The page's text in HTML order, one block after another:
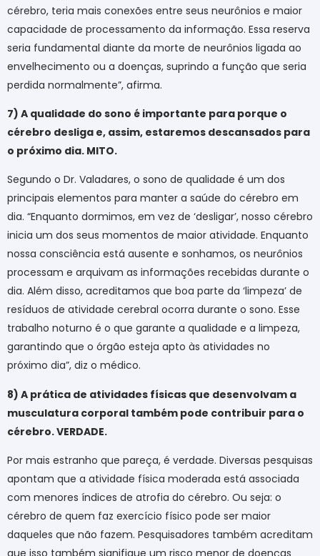
cérebro, teria mais conexões entre seus neurônios e maior
capacidade de processamento da informação. Essa reserva
seria fundamental diante da morte de neurônios ligada ao
envelhecimento ou a doenças, suprindo a função que seria
perdida normalmente”, afirma.
7) A qualidade do sono é importante para porque o
cérebro desliga e, assim, estaremos descansados para
o próximo dia. MITO.
Segundo o Dr. Valadares, o sono de qualidade é um dos
principais elementos para manter a saúde do cérebro em
dia. “Enquanto dormimos, em vez de ‘desligar’, nosso cérebro
inicia um dos seus momentos de maior atividade. Enquanto
nossa consciência está ausente e sonhamos, os neurônios
processam e arquivam as informações recebidas durante o
dia. Além disso, acreditamos que boa parte da ‘limpeza’ de
resíduos de atividade cerebral ocorra durante o sono. Esse
trabalho noturno é o que garante a qualidade e a limpeza,
garantindo que o órgão esteja apto às atividades no
próximo dia”, diz o médico.
8) A prática de atividades físicas que desenvolvam a
musculatura corporal também pode contribuir para o
cérebro. VERDADE.
Por mais estranho que pareça, é verdade. Diversas pesquisas
apontam que a atividade física moderada está associada
com menores índices de atrofia do cérebro. Ou seja: o
cérebro de quem faz exercício físico pode ser maior
daqueles que não fazem. Pesquisadores também acreditam